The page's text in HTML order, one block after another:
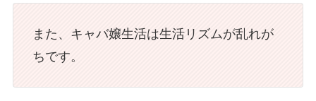
また、キャバ嬢生活は生活リズムが乱れが
ちです。